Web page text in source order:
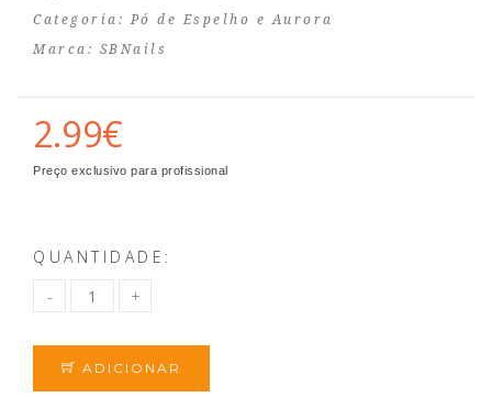
Categoria: Pó de Espelho e Aurora
Marca: SBNails
2.99€
Preço exclusivo para profissional
QUANTIDADE:
ADICIONAR